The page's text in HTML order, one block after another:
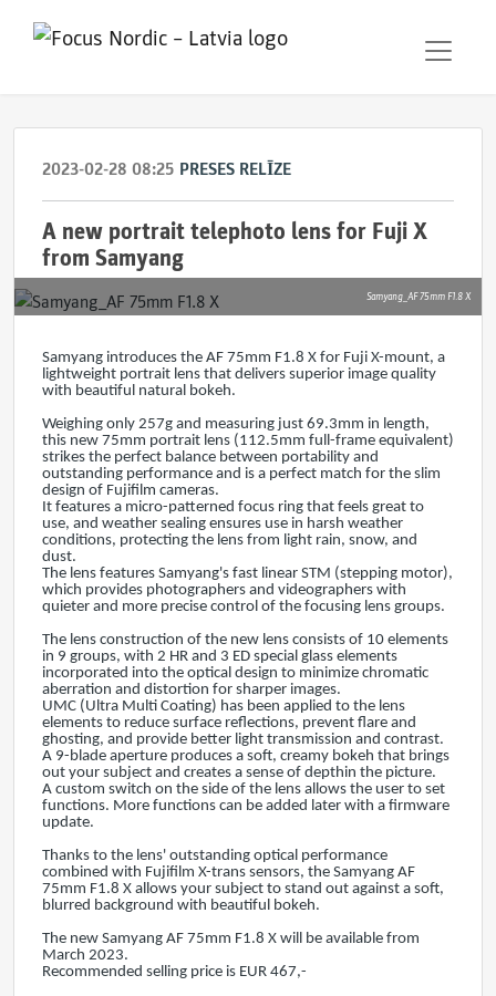
2023-02-28 08:25 PRESES RELĪZE
A new portrait telephoto lens for Fuji X
from Samyang
Samyang_AF 75mm F1.8 X
Samyang introduces the AF 75mm F1.8 X for Fuji X-mount, a
lightweight portrait lens that delivers superior image quality
with beautiful natural bokeh.
Weighing only 257g and measuring just 69.3mm in length,
this new 75mm portrait lens (112.5mm full-frame equivalent)
strikes the perfect balance between portability and
outstanding performance and is a perfect match for the slim
design of Fujifilm cameras.
It features a micro-patterned focus ring that feels great to
use, and weather sealing ensures use in harsh weather
conditions, protecting the lens from light rain, snow, and
dust.
The lens features Samyang's fast linear STM (stepping motor),
which provides photographers and videographers with
quieter and more precise control of the focusing lens groups.
The lens construction of the new lens consists of 10 elements
in 9 groups, with 2 HR and 3 ED special glass elements
incorporated into the optical design to minimize chromatic
aberration and distortion for sharper images.
UMC (Ultra Multi Coating) has been applied to the lens
elements to reduce surface reflections, prevent flare and
ghosting, and provide better light transmission and contrast.
A 9-blade aperture produces a soft, creamy bokeh that brings
out your subject and creates a sense of depthin the picture.
A custom switch on the side of the lens allows the user to set
functions. More functions can be added later with a firmware
update.
Thanks to the lens' outstanding optical performance
combined with Fujifilm X-trans sensors, the Samyang AF
75mm F1.8 X allows your subject to stand out against a soft,
blurred background with beautiful bokeh.
The new Samyang AF 75mm F1.8 X will be available from
March 2023.
Recommended selling price is EUR 467,-